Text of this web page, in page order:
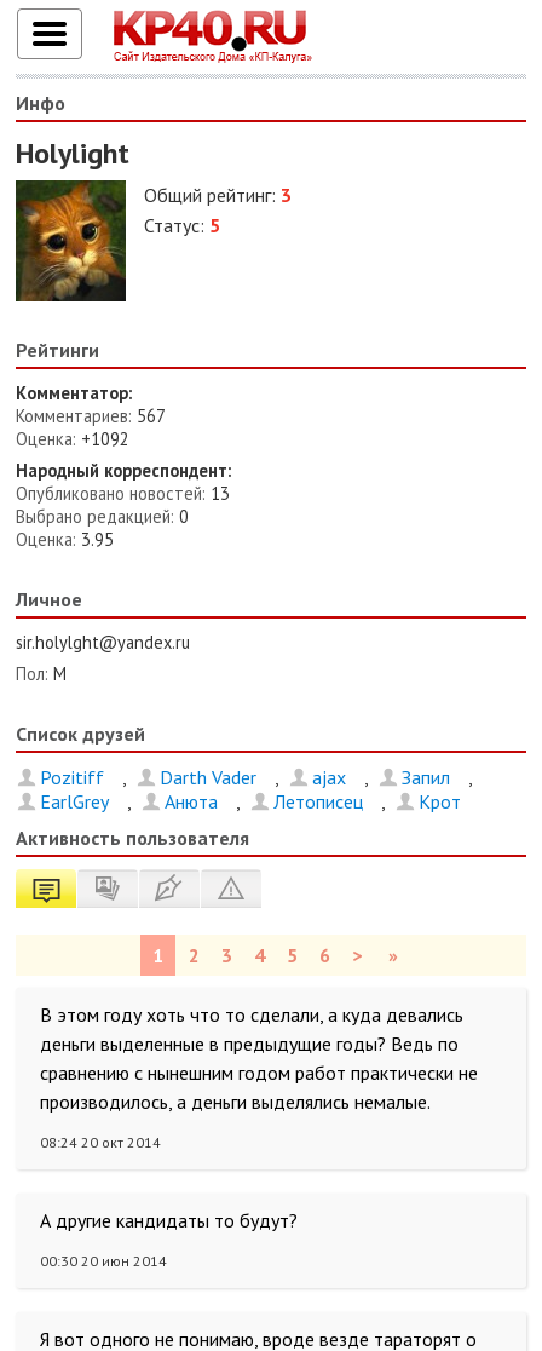
Инфо
Holylight
Общий рейтинг: 3
Статус: 5
Рейтинги
Комментатор:
Комментариев: 567
Оценка: +1092
Народный корреспондент:
Опубликовано новостей: 13
Выбрано редакцией: 0
Оценка: 3.95
Личное
sir.holylght@yandex.ru
Пол: М
Список друзей
Pozitiff
, Darth Vader , ajax , Запил
,
EarlGrey
, Анюта , Летописец ,
Крот
Активность пользователя
1 2 3 4 5 6 > »
В этом году хоть что то сделали, а куда девались
деньги выделенные в предыдущие годы? Ведь по
сравнению с нынешним годом работ практически не
производилось, а деньги выделялись немалые.
08:24 20 окт 2014
А другие кандидаты то будут?
00:30 20 июн 2014
Я вот одного не понимаю, вроде везде тараторят о